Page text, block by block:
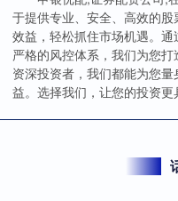
于提供专业、安全、高效的
效益，轻松抓住市场机遇。
严格的风控体系，我们为您
资深投资者，我们都能为您
益。选择我们，让您的投资更